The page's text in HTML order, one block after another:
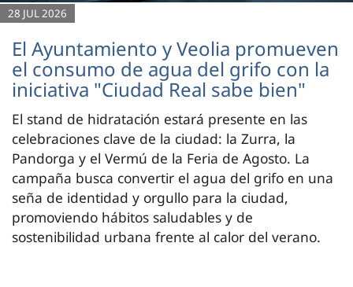
28 JUL 2026
El Ayuntamiento y Veolia promueven
el consumo de agua del grifo con la
iniciativa "Ciudad Real sabe bien"
El stand de hidratación estará presente en las
celebraciones clave de la ciudad: la Zurra, la
Pandorga y el Vermú de la Feria de Agosto. La
campaña busca convertir el agua del grifo en una
seña de identidad y orgullo para la ciudad,
promoviendo hábitos saludables y de
sostenibilidad urbana frente al calor del verano.